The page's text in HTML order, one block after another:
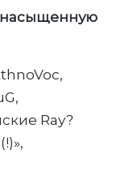
насыщенную
Ray?